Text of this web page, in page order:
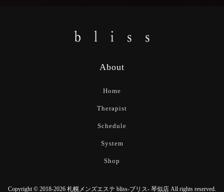
About
Home
Therapist
Schedule
System
Shop
Copyright © 2018-2026 札幌メンズエステ bliss-ブリス- 琴似店 All rights reserved.